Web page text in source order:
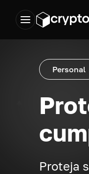
Personal
Proteja